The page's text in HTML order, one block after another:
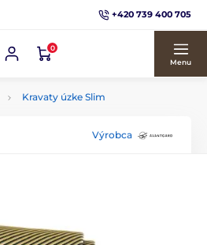
+420 739 400 705
0
Menu
Kravaty úzke Slim
Výrobca